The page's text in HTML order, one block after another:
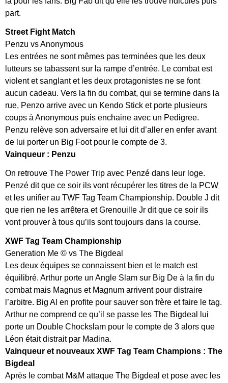
part.
Street Fight Match
Penzu vs Anonymous
Les entrées ne sont mêmes pas terminées que les deux
lutteurs se tabassent sur la rampe d’entrée. Le combat est
violent et sanglant et les deux protagonistes ne se font
aucun cadeau. Vers la fin du combat, qui se termine dans la
rue, Penzo arrive avec un Kendo Stick et porte plusieurs
coups à Anonymous puis enchaine avec un Pedigree.
Penzu relève son adversaire et lui dit d’aller en enfer avant
de lui porter un Big Foot pour le compte de 3.
Vainqueur : Penzu
On retrouve The Power Trip avec Penzé dans leur loge.
Penzé dit que ce soir ils vont récupérer les titres de la PCW
et les unifier au TWF Tag Team Championship. Double J dit
que rien ne les arrêtera et Grenouille Jr dit que ce soir ils
vont prouver à tous qu’ils sont toujours dans la course.
XWF Tag Team Championship
Generation Me © vs The Bigdeal
Les deux équipes se connaissent bien et le match est
équilibré. Arthur porte un Angle Slam sur Big De à la fin du
combat mais Magnus et Magnum arrivent pour distraire
l’arbitre. Big Al en profite pour sauver son frère et faire le tag.
Arthur ne comprend ce qu’il se passe les The Bigdeal lui
porte un Double Chockslam pour le compte de 3 alors que
Léon était distrait par Madina.
Vainqueur et nouveaux XWF Tag Team Champions : The
Bigdeal
Après le combat M&M attaque The Bigdeal et pose avec les